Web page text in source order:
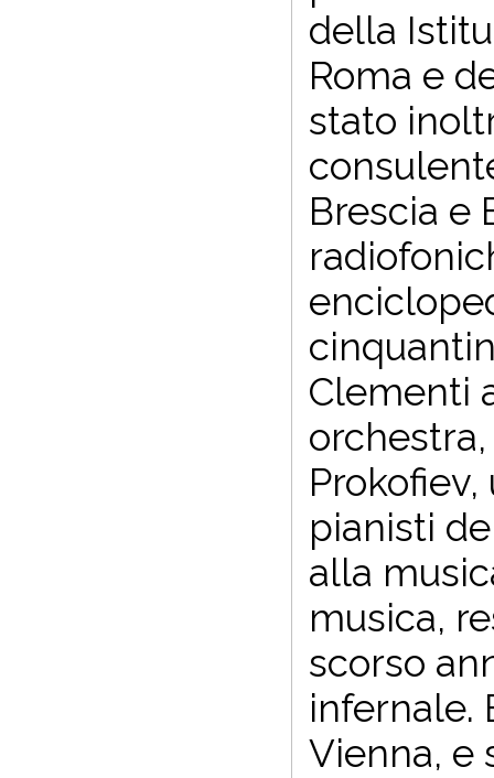
della
Roma e
stato
Brescia e
Clementi
pianisti
alla
musica,
scorso
infernale.
Vienna, e